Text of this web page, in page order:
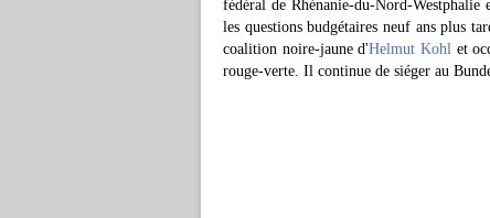
fédéral de Rhénanie-du-Nord-
les questions budgétaires neuf ans plus
coalition noire-jaune d'Helmut Kohl et
rouge-verte. Il continue de siéger au